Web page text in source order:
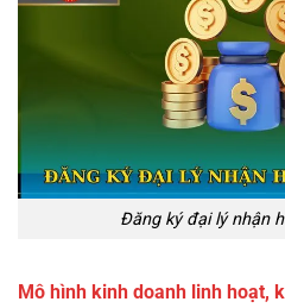
Đăng ký đại lý nhận
Mô hình kinh doanh linh hoạt,